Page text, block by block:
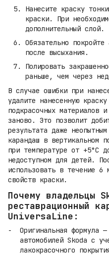
Нанесите краску
краски. При
дополнительный слой.
Обязательно
после высыхания.
Полировать
раньше, чем через
В случае ошибки при
удалите нанесенную
подкрасочных материалов
заново. Это позволит
результата даже
карандаш в вертикальном
при температуре от +5°C
недоступном для детей.
использовать в течение 6
свойств краски.
Почему владельцы
реставрационный
UniversaLine:
Оригинальная формула
автомобилей Skoda с
лакокрасочного